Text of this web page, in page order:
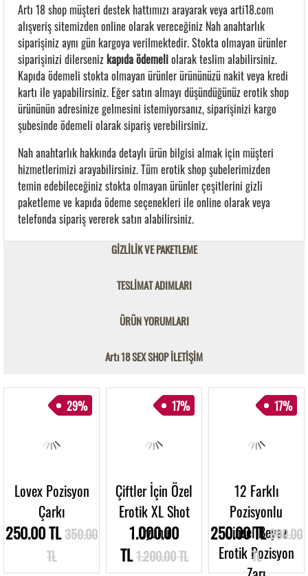
Artı 18 shop müşteri destek hattımızı arayarak veya arti18.com
alışveriş sitemizden online olarak vereceğiniz Nah anahtarlık
siparişiniz aynı gün kargoya verilmektedir. Stokta olmayan ürünler
siparişinizi dilerseniz kapıda ödemeliolarak teslim alabilirsiniz.
Kapıda ödemeli stokta olmayan ürünler ürününüzü nakit veya kredi
kartı ile yapabilirsiniz. Eğer satın almayı düşündüğünüz erotik shop
ürününün adresinize gelmesini istemiyorsanız, siparişinizi kargo
şubesinde ödemeli olarak sipariş verebilirsiniz.
Nah anahtarlık hakkında detaylı ürün bilgisi almak için müşteri
hizmetlerimizi arayabilirsiniz. Tüm erotik shop şubelerimizden
temin edebileceğiniz stokta olmayan ürünler çeşitlerini gizli
paketleme ve kapıda ödeme seçenekleri ile online olarak veya
telefonda sipariş vererek satın alabilirsiniz.
GİZLİLİK VE PAKETLEME
TESLİMAT ADIMLARI
ÜRÜN YORUMLARI
Artı 18 SEX SHOP İLETİŞİM
Lovex Pozisyon
Çarkı
250.00 TL350.00
TL
29%
Çiftler İçin Özel
Erotik XL Shot
Oyunu
1.000.00
TL1.200.00 TL
17%
12 Farklı
Pozisyonlu
Cinsel Beyaz
Erotik Pozisyon
250.00 TL300.00
TL
17%